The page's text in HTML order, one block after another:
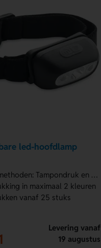
led-hoofdlamp
Tampondruk en Zeefdruk
in maximaal 2 kleuren
vanaf 25 stuks
Levering vanaf
19 augustus